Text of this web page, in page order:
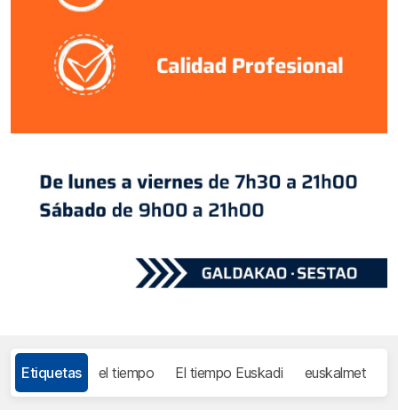
Etiquetas el tiempo El tiempo Euskadi euskalmet